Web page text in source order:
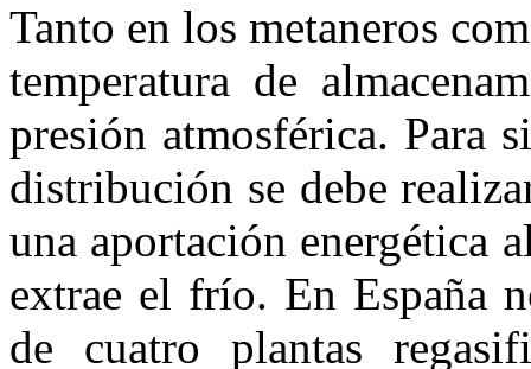
Tanto en los metaneros
temperatura de
presión atmosférica. Para
distribución se debe
una aportación energética
extrae el frío. En España
de cuatro plantas